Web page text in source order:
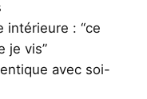
intérieure : “ce
je vis”
avec soi-